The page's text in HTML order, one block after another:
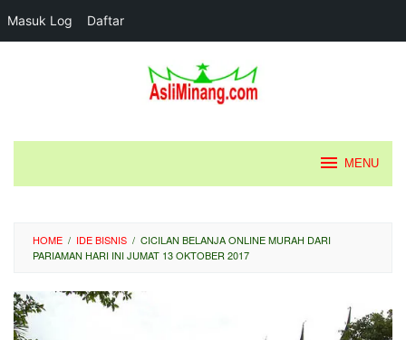
Masuk Log Daftar
MENU
HOME / IDE BISNIS / CICILAN BELANJA ONLINE MURAH DARI
PARIAMAN HARI INI JUMAT 13 OKTOBER 2017